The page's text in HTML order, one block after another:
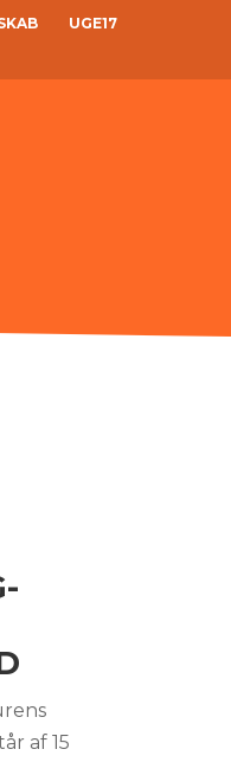
UGE17
af 15